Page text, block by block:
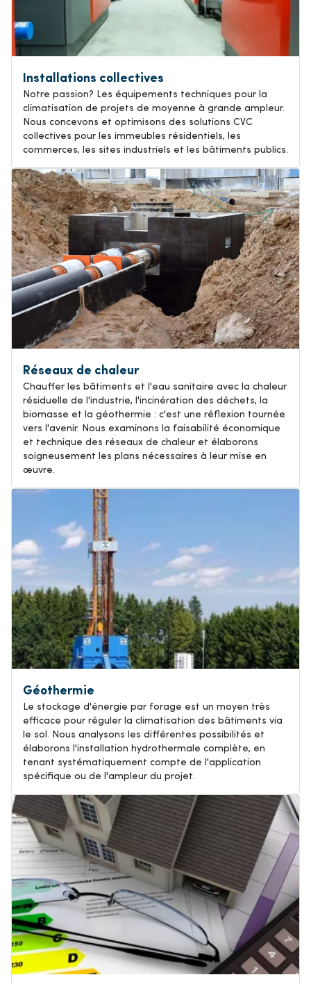
Installations collectives
Notre passion? Les équipements techniques pour la
climatisation de projets de moyenne à grande ampleur.
Nous concevons et optimisons des solutions CVC
collectives pour les immeubles résidentiels, les
commerces, les sites industriels et les bâtiments publics.
Réseaux de chaleur
Chauffer les bâtiments et l'eau sanitaire avec la chaleur
résiduelle de l'industrie, l'incinération des déchets, la
biomasse et la géothermie : c'est une réflexion tournée
vers l'avenir. Nous examinons la faisabilité économique
et technique des réseaux de chaleur et élaborons
soigneusement les plans nécessaires à leur mise en
œuvre.
Géothermie
Le stockage d'énergie par forage est un moyen très
efficace pour réguler la climatisation des bâtiments via
le sol. Nous analysons les différentes possibilités et
élaborons l'installation hydrothermale complète, en
tenant systématiquement compte de l'application
spécifique ou de l'ampleur du projet.